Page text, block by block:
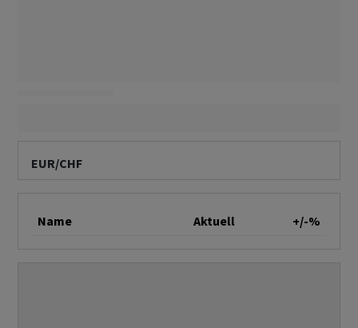
EUR/CHF
Name Aktuell +/-%